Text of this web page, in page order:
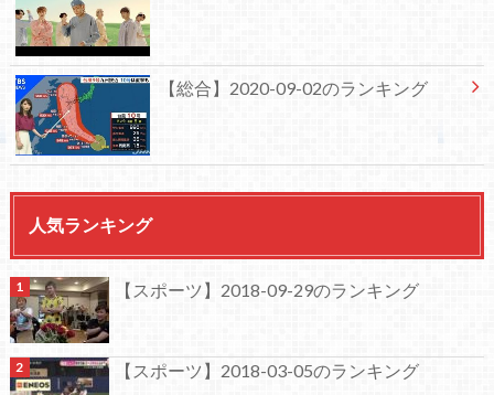
【総合】2020-09-02のランキング
人気ランキング
【スポーツ】2018-09-29のランキング
【スポーツ】2018-03-05のランキング